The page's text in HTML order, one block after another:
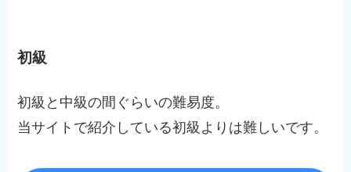
初級
初級と中級の間ぐらいの難易度。
当サイトで紹介している初級よりは難しいです。